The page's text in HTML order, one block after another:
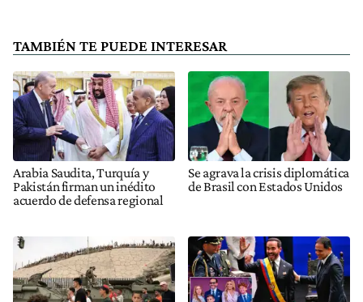
TAMBIÉN TE PUEDE INTERESAR
Arabia Saudita, Turquía y
Pakistán firman un inédito
acuerdo de defensa regional
Se agrava la crisis diplomática
de Brasil con Estados Unidos